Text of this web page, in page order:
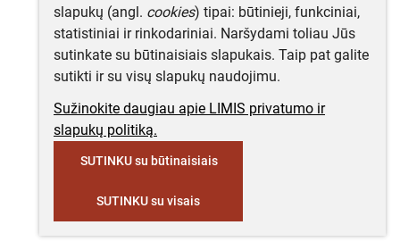
slapukų (angl. cookies) tipai: būtinieji, funkciniai,
statistiniai ir rinkodariniai. Naršydami toliau Jūs
sutinkate su būtinaisiais slapukais. Taip pat galite
sutikti ir su visų slapukų naudojimu.
Sužinokite daugiau apie LIMIS privatumo ir
slapukų politiką.
SUTINKU su būtinaisiais
SUTINKU su visais